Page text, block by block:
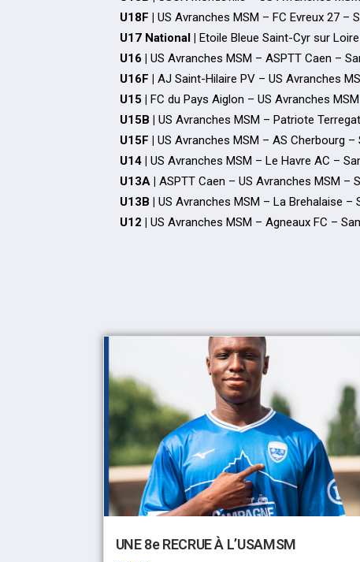
U18F | US Avranches MSM – FC Evreux 27 –
U17 National | Etoile Bleue Saint-Cyr sur
U16 | US Avranches MSM – ASPTT Caen –
U16F | AJ Saint-Hilaire PV – US Avranches
U15 | FC du Pays Aiglon – US Avranches
U15B | US Avranches MSM – Patriote
U15F | US Avranches MSM – AS Cherbourg
U14 | US Avranches MSM – Le Havre AC –
U13A | ASPTT Caen – US Avranches MSM –
U13B | US Avranches MSM – La Brehalaise –
U12 | US Avranches MSM – Agneaux FC –
UNE 8e RECRUE À L’USAMSM